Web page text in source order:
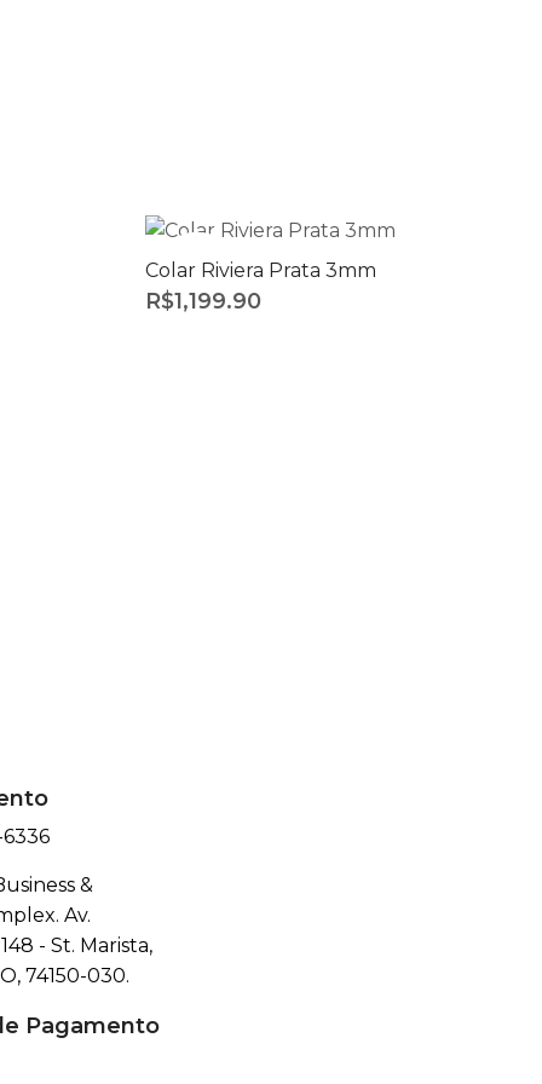
SOLD
Colar Riviera Prata 3mm
R$1,199.90
&
Av.
- St. Marista,
74150-030.
Pagamento